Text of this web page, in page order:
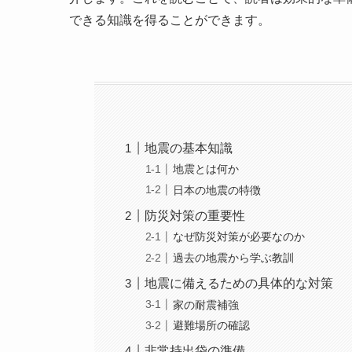
できる知識を得ることができます。
地震の基本知識
地震とは何か
日本の地震の特徴
防災対策の重要性
なぜ防災対策が必要なのか
過去の地震から学ぶ教訓
地震に備えるための具体的な対策
家の耐震補強
避難場所の確認